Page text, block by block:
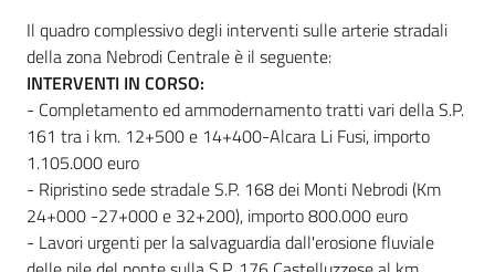
Il quadro complessivo degli interventi sulle arterie stradali
della zona Nebrodi Centrale è il seguente:
INTERVENTI IN CORSO:
- Completamento ed ammodernamento tratti vari della S.P.
161 tra i km. 12+500 e 14+400-Alcara Li Fusi, importo
1.105.000 euro
- Ripristino sede stradale S.P. 168 dei Monti Nebrodi (Km
24+000 -27+000 e 32+200), importo 800.000 euro
- Lavori urgenti per la salvaguardia dall'erosione fluviale